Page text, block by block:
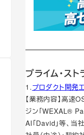
プライム・ス
1.プロダクト開発
【業務内容】高速
ジン「WEXAL®
AI「David」等、当